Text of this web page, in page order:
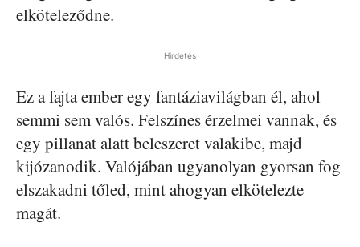
elköteleződne.
Hirdetés
Ez a fajta ember egy fantáziavilágban él, ahol
semmi sem valós. Felszínes érzelmei vannak, és
egy pillanat alatt beleszeret valakibe, majd
kijózanodik. Valójában ugyanolyan gyorsan fog
elszakadni tőled, mint ahogyan elkötelezte
magát.